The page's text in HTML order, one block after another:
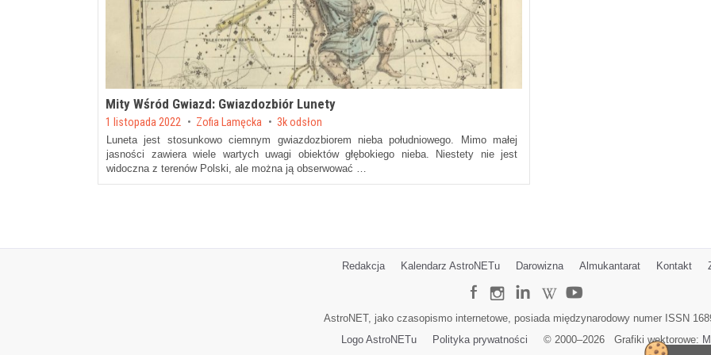
Mity Wśród Gwiazd: Gwiazdozbiór Lunety
Posted on
1 listopada 2022 by Zofia Lamęcka 3k odsłon
Luneta jest stosunkowo ciemnym gwiazdozbiorem nieba południowego. Mimo małej
jasności zawiera wiele wartych uwagi obiektów głębokiego nieba. Niestety nie jest
widoczna z terenów Polski, ale można ją obserwować …
Redakcja Kalendarz AstroNETu Darowizna Almukantarat Kontakt
AstroNET, jako czasopismo internetowe, posiada międzynarodowy numer ISSN
Logo AstroNETu
Polityka prywatności © 2000–2026 Grafiki wektorowe: